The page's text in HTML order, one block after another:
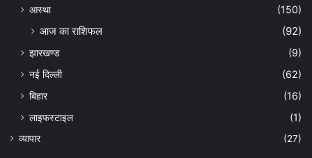
आस्था (150)
आज का राशिफल (92)
झारखण्ड
(9)
नई दिल्ली
(62)
बिहार
(16)
लाइफस्टाइल
(1)
व्यापार (27)